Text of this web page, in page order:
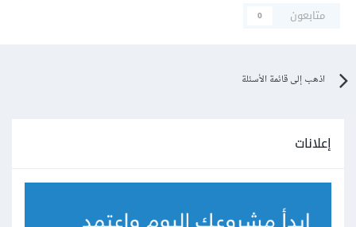
متابعون
0
اذهب إلى قائمة الأسئلة
إعلانات